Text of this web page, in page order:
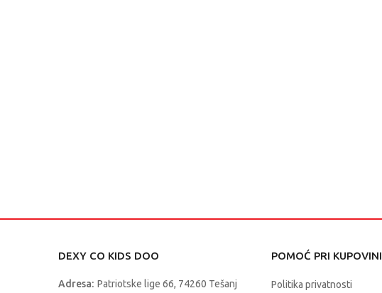
DEXY CO KIDS DOO
Adresa: Patriotske lige 66, 74260 Tešanj
POMOĆ PRI KUPOVINI
Politika privatnosti